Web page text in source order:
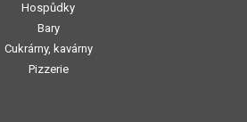
Hospůdky
Bary
Cukrárny, kavárny
Pizzerie